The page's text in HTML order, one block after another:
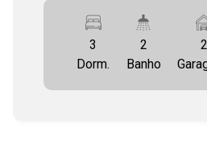
14:00
15:00
Portal do Mar, no bairro
residência reúne espaços
de qualidade e uma
ideal para quem busca
mão da praticidade. Com 355 m² de área total e
3
Dorm.
2
Banho
2